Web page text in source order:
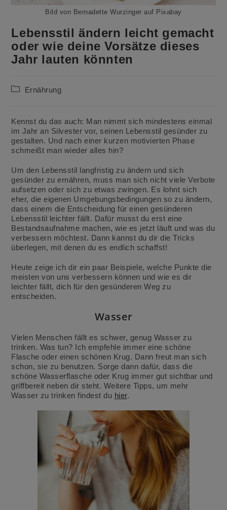
Bild von Bernadette Wurzinger auf Pixabay
Lebensstil ändern leicht gemacht
oder wie deine Vorsätze dieses
Jahr lauten könnten
Beitrags-Ernährung
Kennst du das auch: Man nimmt sich mindestens einmal
im Jahr an Silvester vor, seinen Lebensstil gesünder zu
gestalten. Und nach einer kurzen motivierten Phase
schmeißt man wieder alles hin?
Um den Lebensstil langfristig zu ändern und sich
gesünder zu ernähren, muss man sich nicht viele Verbote
aufsetzen oder sich zu etwas zwingen. Es lohnt sich
eher, die eigenen Umgebungsbedingungen so zu ändern,
dass einem die Entscheidung für einen gesünderen
Lebensstil leichter fällt. Dafür musst du erst eine
Bestandsaufnahme machen, wie es jetzt läuft und was du
verbessern möchtest. Dann kannst du dir die Tricks
überlegen, mit denen du es endlich schaffst!
Heute zeige ich dir ein paar Beispiele, welche Punkte die
meisten von uns verbessern können und wie es dir
leichter fällt, dich für den gesünderen Weg zu
entscheiden.
Wasser
Vielen Menschen fällt es schwer, genug Wasser zu
trinken. Was tun? Ich empfehle immer eine schöne
Flasche oder einen schönen Krug. Dann freut man sich
schon, sie zu benutzen. Sorge dann dafür, dass die
schöne Wasserflasche oder Krug immer gut sichtbar und
griffbereit neben dir steht. Weitere Tipps, um mehr
Wasser zu trinken findest du hier.